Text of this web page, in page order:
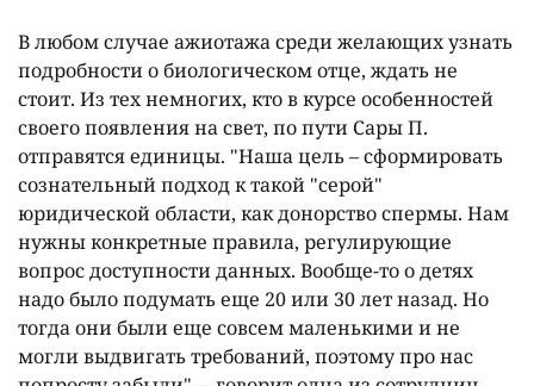
В любом случае ажиотажа среди желающих узнать
подробности о биологическом отце, ждать не
стоит. Из тех немногих, кто в курсе особенностей
своего появления на свет, по пути Сары П.
отправятся единицы. "Наша цель – сформировать
сознательный подход к такой "серой"
юридической области, как донорство спермы. Нам
нужны конкретные правила, регулирующие
вопрос доступности данных. Вообще-то о детях
надо было подумать еще 20 или 30 лет назад. Но
тогда они были еще совсем маленькими и не
могли выдвигать требований, поэтому про нас